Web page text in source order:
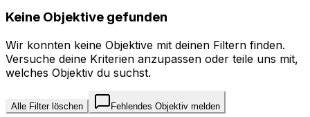
Keine Objektive gefunden
Wir konnten keine Objektive mit deinen Filtern finden.
Versuche deine Kriterien anzupassen oder teile uns mit,
welches Objektiv du suchst.
Alle Filter löschen Fehlendes Objektiv melden